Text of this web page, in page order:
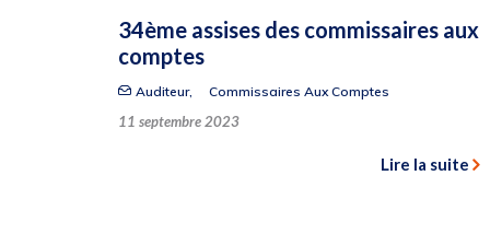
34ème assises des commissaires aux
comptes
Auditeur, Commissaires Aux Comptes
11 septembre 2023
Lire la suite